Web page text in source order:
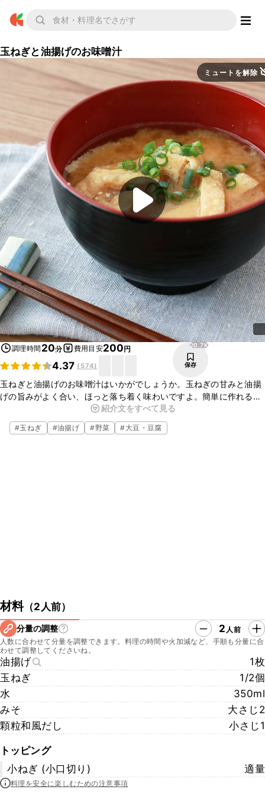
玉ねぎと油揚げのお味噌汁
ミュートを解除
調理時間 20分 費用目安200円
4.37 ( 574)
20.7K
保存
玉ねぎと油揚げのお味噌汁はいかがでしょうか。玉ねぎの甘みと油揚
げの旨みがよく合い、ほっと落ち着く味わいですよ。簡単に作れるの
で、ぜひお試しくださいね。紹介文をすべて見る
#玉ねぎ #油揚げ #野菜 #大豆・豆腐
材料（2人前）
分量の調整 2 人前
人数に合わせて分量を調整できます。料理の時間や火加減など、手順も分量に合
わせて調整してくださいね。
油揚げ
1枚
玉ねぎ
1/2個
水
350ml
みそ
大さじ2
顆粒和風だし
小さじ1
トッピング
小ねぎ (小口切り)
適量
料理を安全に楽しむための注意事項